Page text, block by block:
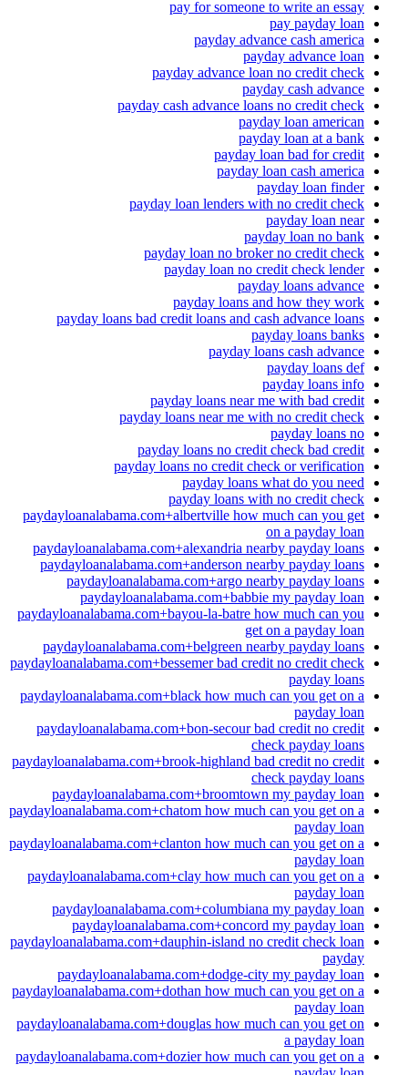
pay for someone to write an essay
pay payday loan
payday advance cash america
payday advance loan
payday advance loan no credit check
payday cash advance
payday cash advance loans no credit check
payday loan american
payday loan at a bank
payday loan bad for credit
payday loan cash america
payday loan finder
payday loan lenders with no credit check
payday loan near
payday loan no bank
payday loan no broker no credit check
payday loan no credit check lender
payday loans advance
payday loans and how they work
payday loans bad credit loans and cash advance loans
payday loans banks
payday loans cash advance
payday loans def
payday loans info
payday loans near me with bad credit
payday loans near me with no credit check
payday loans no
payday loans no credit check bad credit
payday loans no credit check or verification
payday loans what do you need
payday loans with no credit check
paydayloanalabama.com+albertville how much can you get
on a payday loan
paydayloanalabama.com+alexandria nearby payday loans
paydayloanalabama.com+anderson nearby payday loans
paydayloanalabama.com+argo nearby payday loans
paydayloanalabama.com+babbie my payday loan
paydayloanalabama.com+bayou-la-batre how much can you
get on a payday loan
paydayloanalabama.com+belgreen nearby payday loans
paydayloanalabama.com+bessemer bad credit no credit check
payday loans
paydayloanalabama.com+black how much can you get on a
payday loan
paydayloanalabama.com+bon-secour bad credit no credit
check payday loans
paydayloanalabama.com+brook-highland bad credit no credit
check payday loans
paydayloanalabama.com+broomtown my payday loan
paydayloanalabama.com+chatom how much can you get on a
payday loan
paydayloanalabama.com+clanton how much can you get on a
payday loan
paydayloanalabama.com+clay how much can you get on a
payday loan
paydayloanalabama.com+columbiana my payday loan
paydayloanalabama.com+concord my payday loan
paydayloanalabama.com+dauphin-island no credit check loan
payday
paydayloanalabama.com+dodge-city my payday loan
paydayloanalabama.com+dothan how much can you get on a
payday loan
paydayloanalabama.com+douglas how much can you get on
a payday loan
paydayloanalabama.com+dozier how much can you get on a